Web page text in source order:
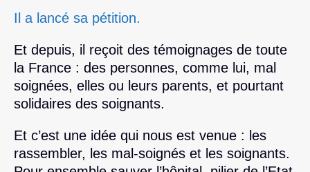
Il a lancé sa pétition.
Et depuis, il reçoit des témoignages de toute
la France : des personnes, comme lui, mal
soignées, elles ou leurs parents, et pourtant
solidaires des soignants.
Et c’est une idée qui nous est venue : les
rassembler, les mal-soignés et les soignants.